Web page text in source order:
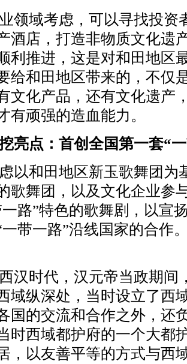
领域考虑，可以寻找投资
酒店，打造非物质文化遗
利推进，这是对和田地区
给和田地区带来的，不仅
文化产品，还有文化遗产
有顽强的造血能力。
亮点：首创全国第一套“
以和田地区新玉歌舞团为
歌舞团，以及文化企业参
路”特色的歌舞剧，以宣
一带一路”沿线国家的合作
汉时代，汉元帝当政期间
域纵深处，当时设立了西
国的交流和合作之外，还
时西域都护府的一个大都
，以友善平等的方式与西